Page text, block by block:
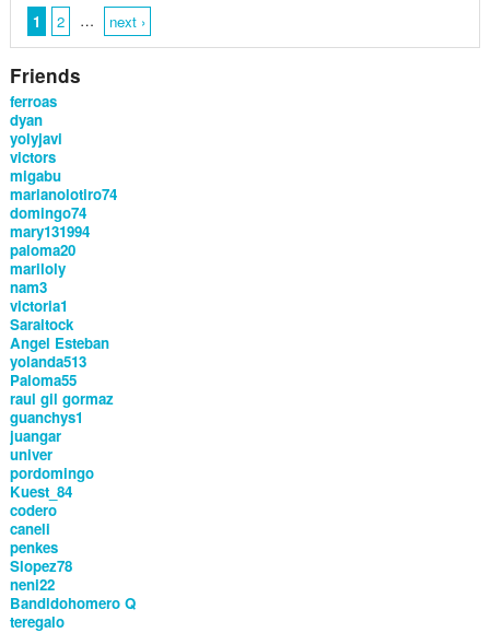
1 2 … next ›
Friends
ferroas
dyan
yolyjavi
victors
migabu
marianolotiro74
domingo74
mary131994
paloma20
mariloly
nam3
victoria1
Saraitock
Angel Esteban
yolanda513
Paloma55
raul gil gormaz
guanchys1
juangar
univer
pordomingo
Kuest_84
codero
caneli
penkes
Slopez78
neni22
Bandidohomero Q
teregalo